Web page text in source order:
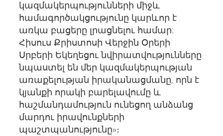
կազմակերպությունների միջև
համագործակցությունը կարևոր է
առկա բացերը լրացնելու համար:
Հիսուս Քրիստոսի Վերջին Օրերի
Սրբերի Եկեղեցու նվիրատվությունները
նպաստել են մեր կազմակերպության
առաքելության իրականացմանը, որն է
կյանքի որակի բարելավումը և
հաշմանդամություն ունեցող անձանց
մարդու իրավունքների
պաշտպանությունը»։